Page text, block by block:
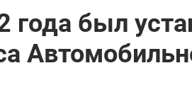
года был